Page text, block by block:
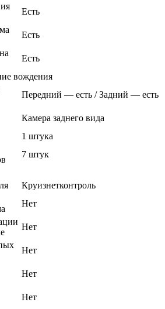
Есть
Есть
Есть
вождения
Передний — есть / Задний — есть
Камера заднего вида
1 штука
7 штук
Круизнетконтроль
Нет
Нет
Нет
Нет
Нет